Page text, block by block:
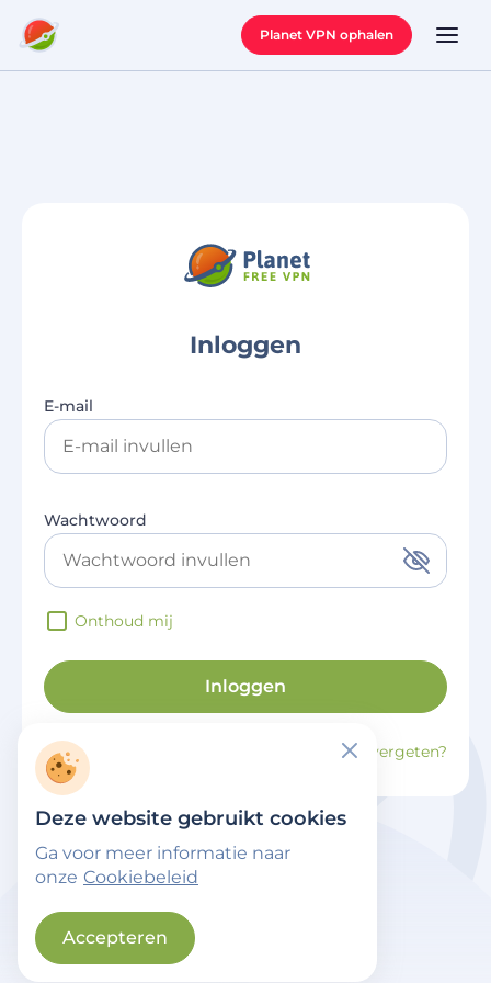
Planet VPN ophalen
Inloggen
E-mail
Wachtwoord
Onthoud mij
Inloggen
Registreren Wachtwoord vergeten?
Deze website gebruikt cookies
Ga voor meer informatie naar
onze Cookiebeleid
Accepteren